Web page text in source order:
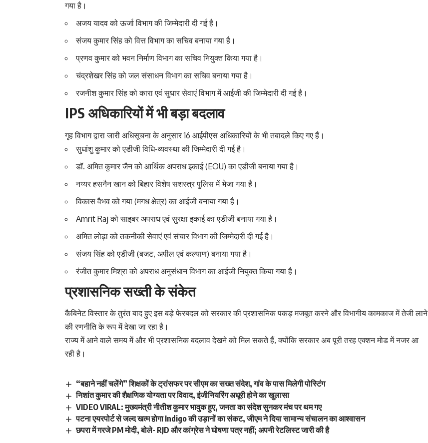
गया है।
अजय यादव को ऊर्जा विभाग की जिम्मेदारी दी गई है।
संजय कुमार सिंह को वित्त विभाग का सचिव बनाया गया है।
प्रणव कुमार को भवन निर्माण विभाग का सचिव नियुक्त किया गया है।
चंद्रशेखर सिंह को जल संसाधन विभाग का सचिव बनाया गया है।
रजनीश कुमार सिंह को कारा एवं सुधार सेवाएं विभाग में आईजी की जिम्मेदारी दी गई है।
IPS अधिकारियों में भी बड़ा बदलाव
गृह विभाग द्वारा जारी अधिसूचना के अनुसार 16 आईपीएस अधिकारियों के भी तबादले किए गए हैं।
सुधांशु कुमार को एडीजी विधि-व्यवस्था की जिम्मेदारी दी गई है।
डॉ. अमित कुमार जैन को आर्थिक अपराध इकाई (EOU) का एडीजी बनाया गया है।
नय्यर हसनैन खान को बिहार विशेष सशस्त्र पुलिस में भेजा गया है।
विकास वैभव को गया (मगध क्षेत्र) का आईजी बनाया गया है।
Amrit Raj को साइबर अपराध एवं सुरक्षा इकाई का एडीजी बनाया गया है।
अमित लोढ़ा को तकनीकी सेवाएं एवं संचार विभाग की जिम्मेदारी दी गई है।
संजय सिंह को एडीजी (बजट, अपील एवं कल्याण) बनाया गया है।
रंजीत कुमार मिश्रा को अपराध अनुसंधान विभाग का आईजी नियुक्त किया गया है।
प्रशासनिक सख्ती के संकेत
कैबिनेट विस्तार के तुरंत बाद हुए इस बड़े फेरबदल को सरकार की प्रशासनिक पकड़ मजबूत करने और विभागीय कामकाज में तेजी लाने
की रणनीति के रूप में देखा जा रहा है।
राज्य में आने वाले समय में और भी प्रशासनिक बदलाव देखने को मिल सकते हैं, क्योंकि सरकार अब पूरी तरह एक्शन मोड में नजर आ
रही है।
“बहाने नहीं चलेंगे” शिक्षकों के ट्रांसफर पर सीएम का सख्त संदेश, गांव के पास मिलेगी पोस्टिंग
निशांत कुमार की शैक्षणिक योग्यता पर विवाद, इंजीनियरिंग अधूरी होने का खुलासा
VIDEO VIRAL: मुख्यमंत्री नीतीश कुमार भावुक हुए, जनता का संदेश सुनकर मंच पर थम गए
पटना एयरपोर्ट से जल्द खत्म होगा Indigo की उड़ानों का संकट, जीएम ने दिया सामान्य संचालन का आश्वासन
छपरा में गरजे PM मोदी, बोले- RJD और कांग्रेस ने घोषणा पत्र नहीं; अपनी रेटलिस्ट जारी की है